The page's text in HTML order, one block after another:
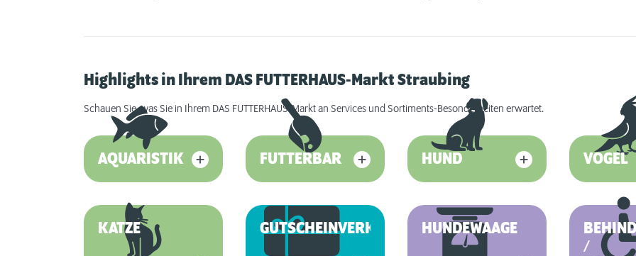
Highlights in Ihrem DAS FUTTERHAUS-Markt Straubing
Schauen Sie, was Sie in Ihrem DAS FUTTERHAUS-Markt an Services und Sortiments-Besonderheiten erwartet.
AQUARISTIK FUTTERBAR HUND VOGEL
KATZE GUTSCHEINVERKAUF HUNDEWAAGE
/